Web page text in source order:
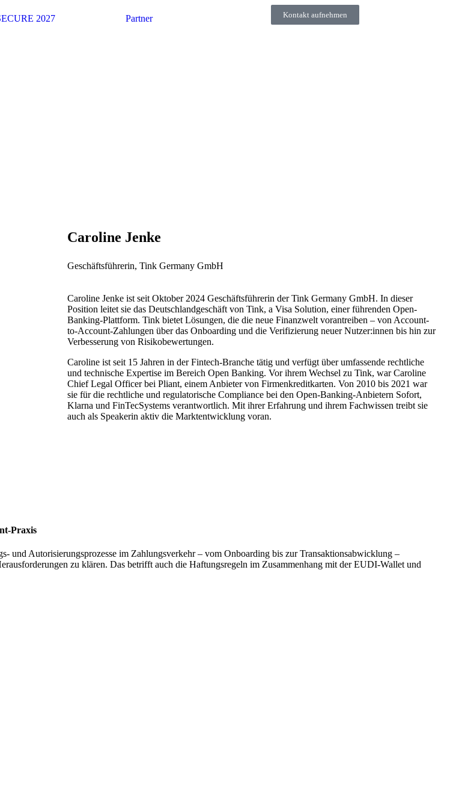
2027 Partner Kontakt aufnehmen
Caroline Jenke
Geschäftsführerin, Tink Germany GmbH
Caroline Jenke ist seit Oktober 2024 Geschäftsführerin der Tink Germany GmbH. In dieser
Position leitet sie das Deutschlandgeschäft von Tink, a Visa Solution, einer führenden Open-
Banking-Plattform. Tink bietet Lösungen, die die neue Finanzwelt vorantreiben – von Account-
to-Account-Zahlungen über das Onboarding und die Verifizierung neuer Nutzer:innen bis hin zur
Verbesserung von Risikobewertungen.
Caroline ist seit 15 Jahren in der Fintech-Branche tätig und verfügt über umfassende rechtliche
und technische Expertise im Bereich Open Banking. Vor ihrem Wechsel zu Tink, war Caroline
Chief Legal Officer bei Pliant, einem Anbieter von Firmenkreditkarten. Von 2010 bis 2021 war
sie für die rechtliche und regulatorische Compliance bei den Open-Banking-Anbietern Sofort,
Klarna und FinTecSystems verantwortlich. Mit ihrer Erfahrung und ihrem Fachwissen treibt sie
auch als Speakerin aktiv die Marktentwicklung voran.
Praxis
und Autorisierungsprozesse im Zahlungsverkehr – vom Onboarding bis zur Transaktionsabwicklung –
zu klären. Das betrifft auch die Haftungsregeln im Zusammenhang mit der EUDI-Wallet und